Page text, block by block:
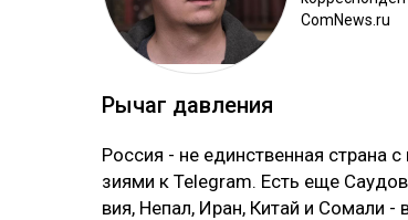
ComNews.ru
Ры­чаг дав­ле­ния
Рос­сия - не единс­твен­ная стра­на
зия­ми к Telegram. Есть еще
вия, Не­пал, Иран, Ки­тай и Со­ма­ли -